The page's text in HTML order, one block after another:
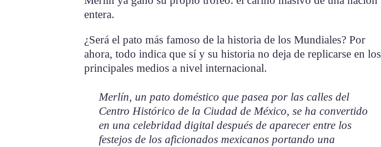
entera.
¿Será el pato más famoso de la historia de los Mundiales? Por
ahora, todo indica que sí y su historia no deja de replicarse en los
principales medios a nivel internacional.
Merlín, un pato doméstico que pasea por las calles del
Centro Histórico de la Ciudad de México, se ha convertido
en una celebridad digital después de aparecer entre los
festejos de los aficionados mexicanos portando una